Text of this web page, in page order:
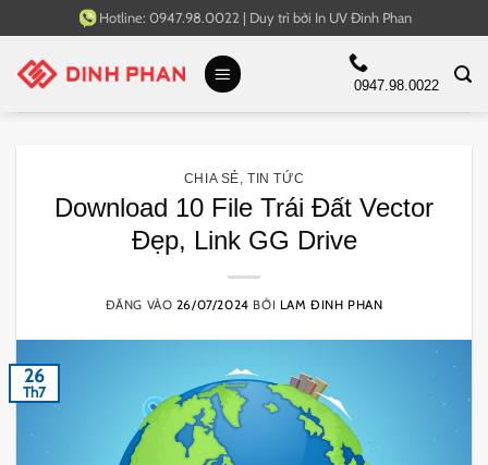
qua
nội
Hotline: 0947.98.0022 | Duy trì bởi In UV Đinh Phan
0947.98.0022
CHIA SẺ ,TIN TỨC
Download 10 File Trái Đất Vector
Đẹp, Link GG Drive
ĐĂNG VÀO 26/07/2024 BỞI LAM ĐINH PHAN
26
Th7